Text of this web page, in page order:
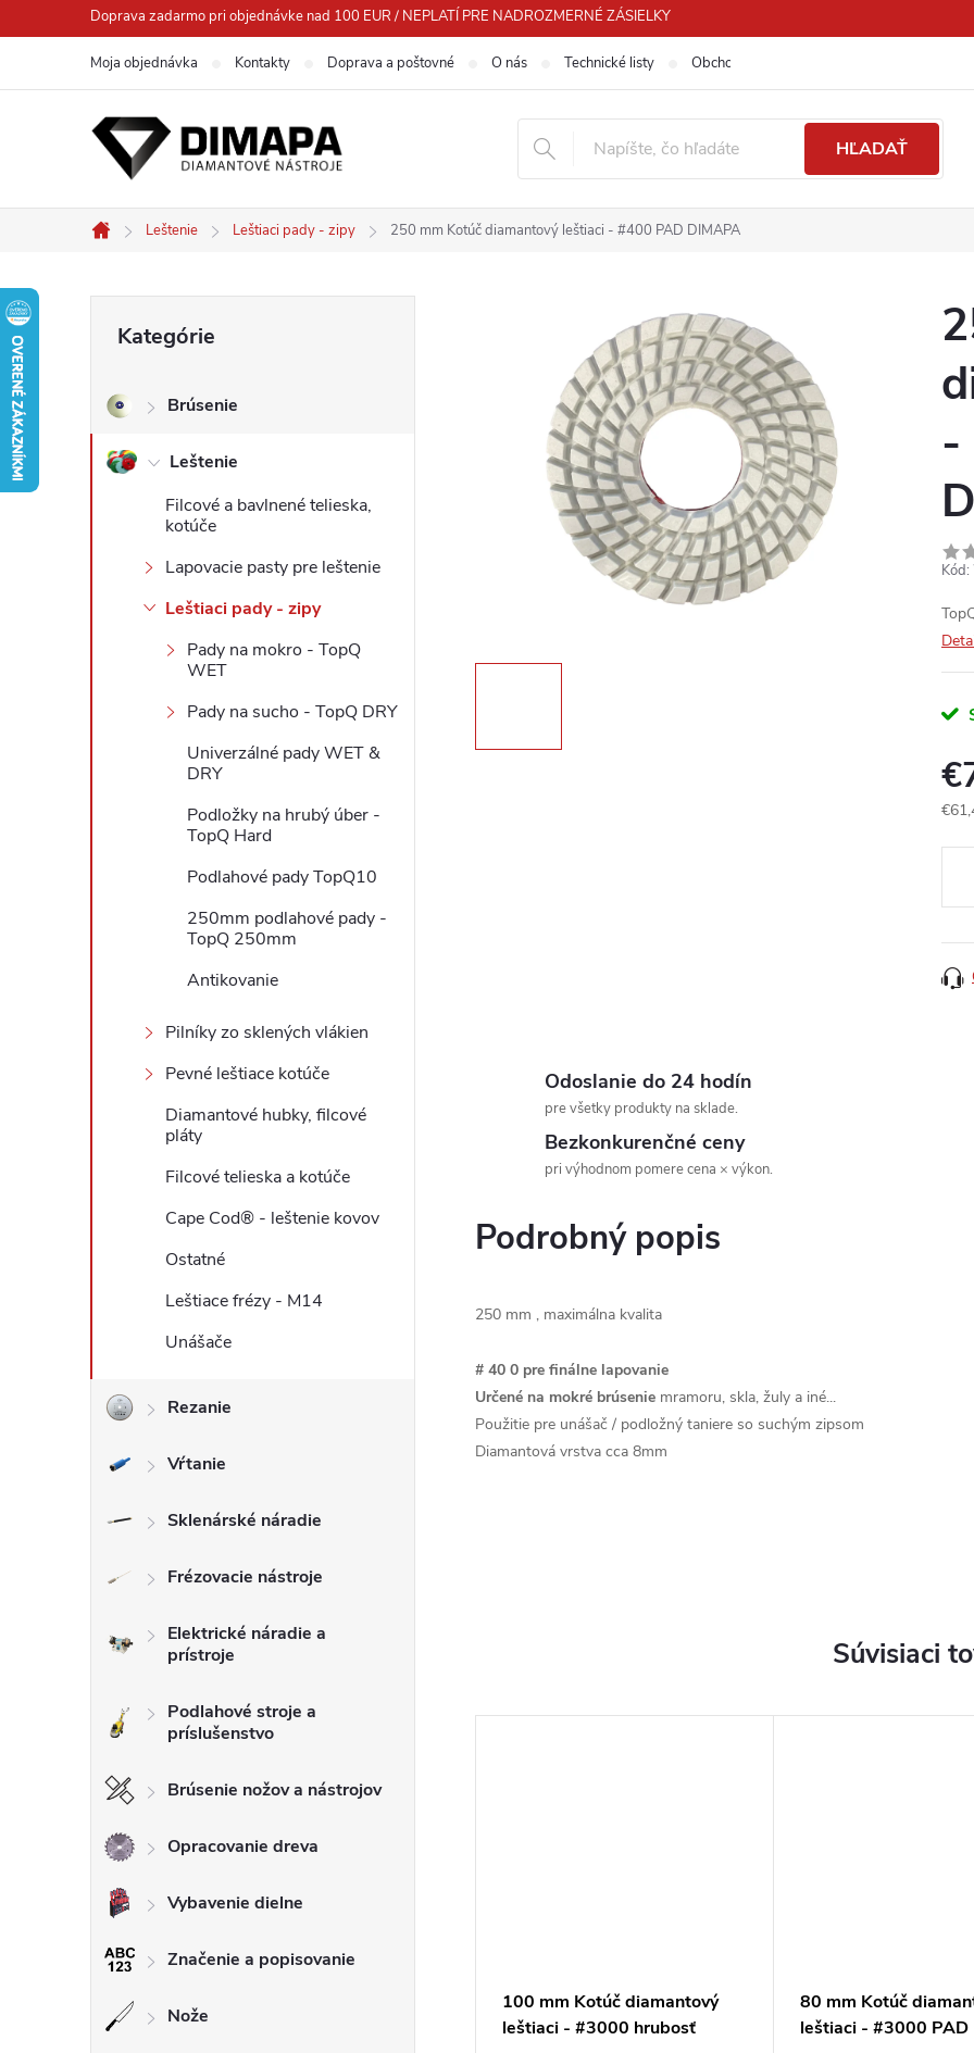
na
Doprava zadarmo pri objednávke nad 100 EUR / NEPLATÍ PRE NADROZMERNÉ ZÁSIELKY
Moja objednávka Kontakty Doprava a poštovné O nás Technické listy Obchodné podmienky
HĽADAŤ
Domov
Leštenie Leštiaci pady - zipy 250 mm Kotúč diamantový leštiaci - #400 PAD DIMAPA
č
n
kategórie
Kategórie
Brúsenie
Leštenie
Filcové a bavlnené telieska,
kotúče
Lapovacie pasty pre leštenie
Leštiaci pady - zipy
Pady na mokro - TopQ
WET
Pady na sucho - TopQ DRY
Univerzálné pady WET &
DRY
Podložky na hrubý úber -
TopQ Hard
Podlahové pady TopQ10
250mm podlahové pady -
TopQ 250mm
Antikovanie
Pilníky zo sklených vlákien
Pevné leštiace kotúče
Diamantové hubky, filcové
pláty
Filcové telieska a kotúče
Cape Cod® - leštenie kovov
Ostatné
Leštiace frézy - M14
Unášače
Rezanie
Vŕtanie
Sklenárské náradie
Frézovacie nástroje
Elektrické náradie a
prístroje
Podlahové stroje a
príslušenstvo
Brúsenie nožov a nástrojov
Opracovanie dreva
Vybavenie dielne
Značenie a popisovanie
Nože
-
Kód:
Odoslanie do 24 hodín
pre všetky produkty na sklade.
Bezkonkurenčné ceny
pri výhodnom pomere cena × výkon.
Podrobný popis
250 mm , maximálna kvalita
# 40 0 pre finálne lapovanie
Určené na mokré brúsenie mramoru, skla, žuly a iné...
Použitie pre unášač / podložný taniere so suchým zipsom
Diamantová vrstva cca 8mm
Súvisiaci
PAD DIMAPA
leštiaci - #400 PAD DIMAPA
100 mm Kotúč diamantový
leštiaci - #3000 hrubosť
80 mm Kotúč
leštiaci - #3000 PAD